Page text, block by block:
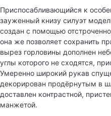
Приспосабливающийся к
зауженный книзу силуэт
создан с помощью
она же позволяет сохранить
вырез горловины дополнен
углы которого не сходятся,
Умеренно широкий рукав
декорирован продёрнутым в
доставлен контрастной,
манжетой.